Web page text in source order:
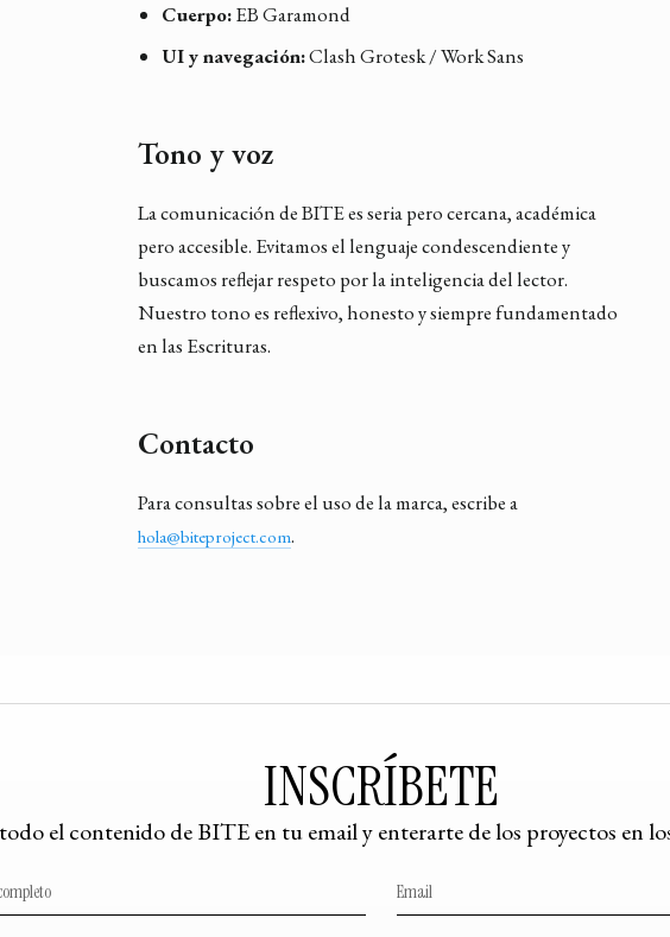
Cuerpo:EB Garamond
UI y navegación:Clash Grotesk / Work Sans
Tono y voz
La comunicación de BITE es seria pero cercana, académica
pero accesible. Evitamos el lenguaje condescendiente y
buscamos reflejar respeto por la inteligencia del lector.
Nuestro tono es reflexivo, honesto y siempre fundamentado
en las Escrituras.
Contacto
Para consultas sobre el uso de la marca, escribe a
hola@biteproject.com.
INSCRÍBETE
el contenido de BITE en tu email y enterarte de los proyectos en